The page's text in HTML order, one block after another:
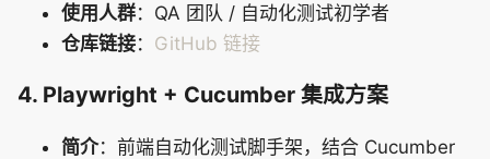
使用人群：QA 团队 / 自动化测试初学者
仓库链接： GitHub 链接
4. Playwright + Cucumber 集成方案
简介：前端自动化测试脚手架，结合 Cucumber